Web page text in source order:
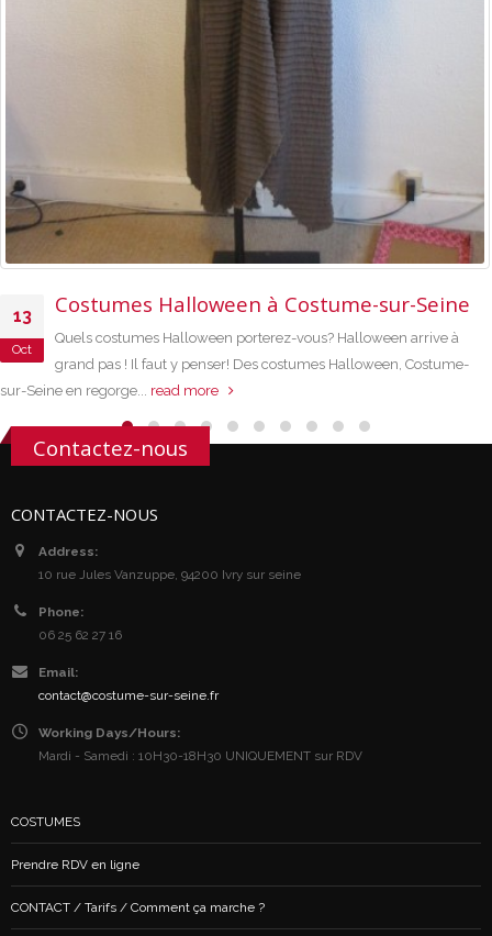
Costumes Halloween à Costume-sur-Seine
Quels costumes Halloween porterez-vous? Halloween arrive à
grand pas ! Il faut y penser! Des costumes Halloween, Costume-
en regorge...read more
Contactez-nous
CONTACTEZ-NOUS
Address:
10 rue Jules Vanzuppe, 94200 Ivry sur seine
Phone:
06 25 62 27 16
Email:
contact@costume-sur-seine.fr
Working Days/Hours:
Mardi - Samedi : 10H30-18H30 UNIQUEMENT sur RDV
COSTUMES
Prendre RDV en ligne
CONTACT / Tarifs / Comment ça marche ?